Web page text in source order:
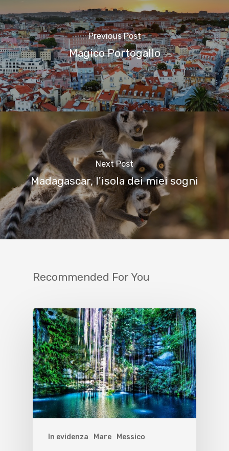
Previous Post
Magico Portogallo
Next Post
Madagascar, l'isola dei miei sogni
Recommended For You
In evidenza Mare Messico